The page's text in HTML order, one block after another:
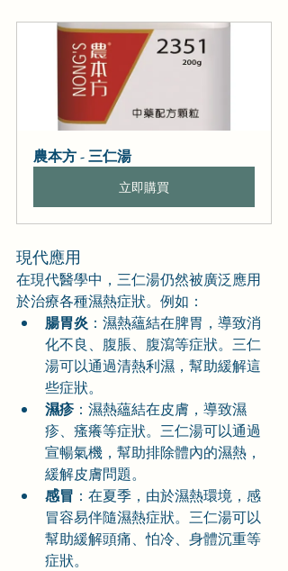
農本方 - 三仁湯
立即購買
現代應用
在現代醫學中，三仁湯仍然被廣泛應用
於治療各種濕熱症狀。例如：
腸胃炎 ：濕熱蘊結在脾胃，導致消
化不良、腹脹、腹瀉等症狀。三仁
湯可以通過清熱利濕，幫助緩解這
些症狀。
濕疹：濕熱蘊結在皮膚，導致濕
疹、瘙癢等症狀。三仁湯可以通過
宣暢氣機，幫助排除體內的濕熱，
緩解皮膚問題。
感冒 ：在夏季，由於濕熱環境，感
冒容易伴隨濕熱症狀。三仁湯可以
幫助緩解頭痛、怕冷、身體沉重等
症狀。